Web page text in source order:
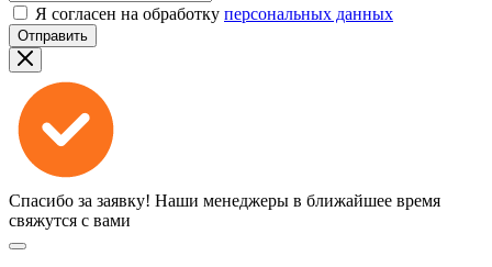
Я согласен на обработку персональных данных
Отправить
Спасибо за заявку! Наши менеджеры в ближайшее время
свяжутся с вами